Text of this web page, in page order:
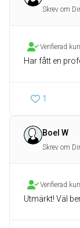
Skrev om
Verifierad
Har fått en
1
Boel W
Skrev om
Verifierad
Utmärkt! Väl